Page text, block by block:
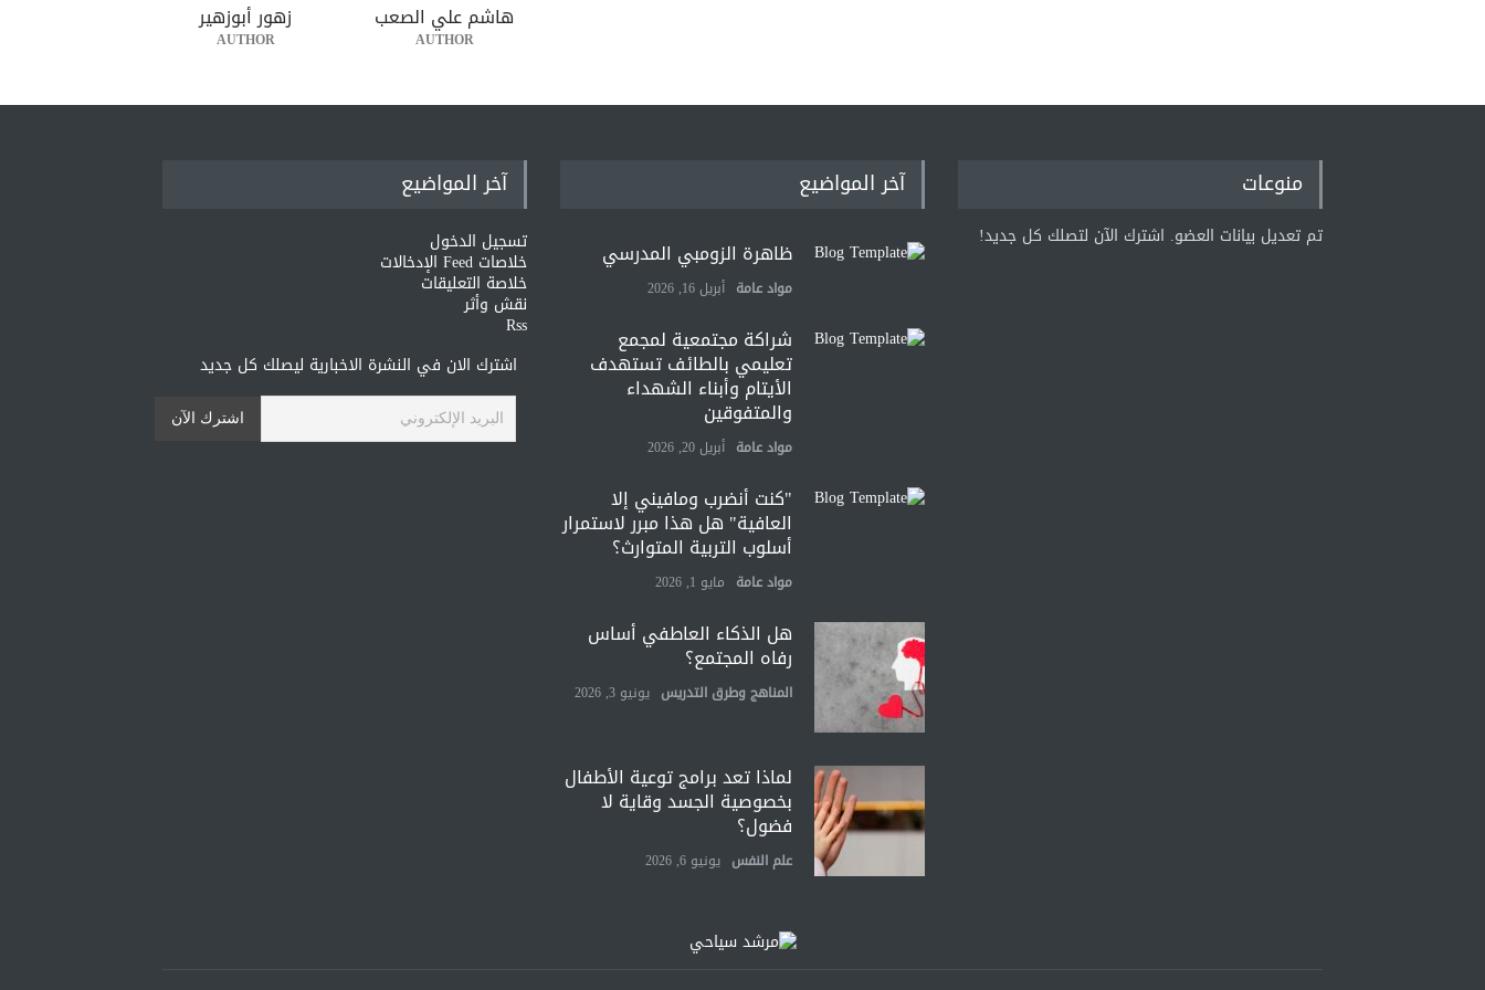
هاشم علي الصعب
AUTHOR
زهور أبوزهير
AUTHOR
منوعات
تم تعديل بيانات العضو. اشترك الآن لتصلك كل جديد!
آخر المواضيع
ظاهرة الزومبي المدرسي
مواد عامة أبريل 16, 2026
شراكة مجتمعية لمجمع
تعليمي بالطائف تستهدف
الأيتام وأبناء الشهداء
والمتفوقين
مواد عامة أبريل 20, 2026
"كنت أنضرب ومافيني إلا
العافية" هل هذا مبرر لاستمرار
أسلوب التربية المتوارث؟
مواد عامة مايو 1, 2026
هل الذكاء العاطفي أساس
رفاه المجتمع؟
المناهج وطرق التدريس يونيو 3, 2026
لماذا تعد برامج توعية الأطفال
بخصوصية الجسد وقاية لا
فضول؟
علم النفس يونيو 6, 2026
آخر المواضيع
تسجيل الدخول
خلاصات Feed الإدخالات
خلاصة التعليقات
نقش وأثر
Rss
اشترك الان في النشرة الاخبارية ليصلك كل جديد